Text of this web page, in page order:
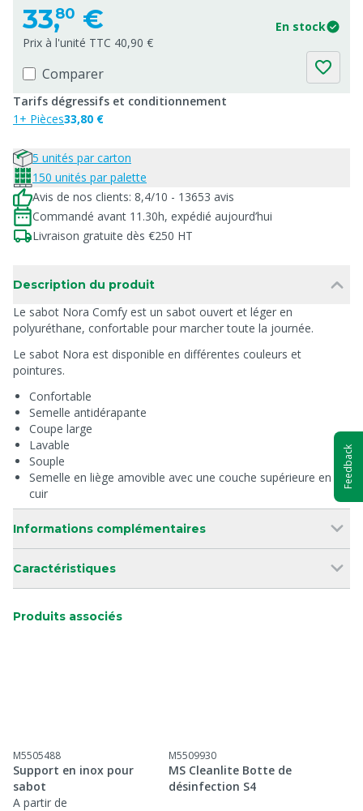
33,80 €
En stock
Prix à l'unité TTC 40,90 €
Comparer
Tarifs dégressifs et conditionnement
1+ Pièces33,80 €
5 unités par carton
150 unités par palette
Avis de nos clients: 8,4/10 - 13653 avis
Commandé avant 11.30h, expédié aujourd’hui
Livraison gratuite dès €250 HT
Description du produit
Le sabot Nora Comfy est un sabot ouvert et léger en
polyuréthane, confortable pour marcher toute la journée.
Le sabot Nora est disponible en différentes couleurs et
pointures.
Confortable
Semelle antidérapante
Coupe large
Lavable
Souple
Semelle en liège amovible avec une couche supérieure en
cuir
Informations complémentaires
Caractéristiques
Produits associés
M5505488
Support en inox pour
sabot
A partir de
M5509930
MS Cleanlite Botte de
désinfection S4
Feedback